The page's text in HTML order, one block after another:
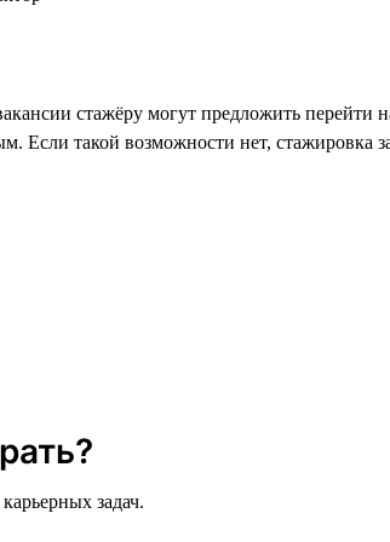
стажёру могут предложить перейти
Если такой возможности нет, стажировка
задач.